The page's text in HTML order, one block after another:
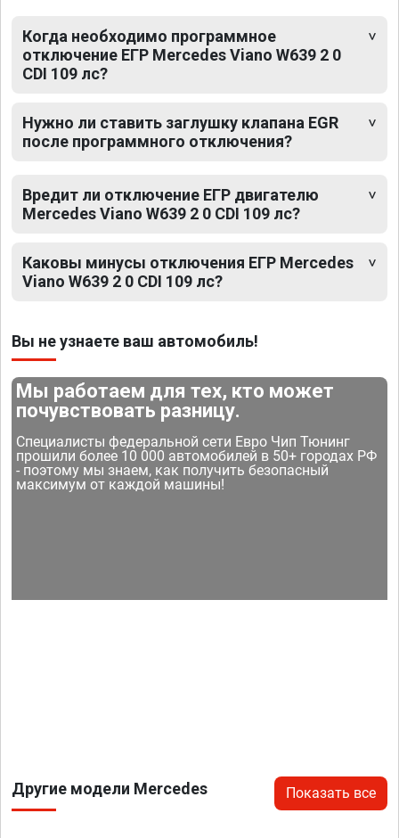
Когда необходимо программное
отключение ЕГР Mercedes Viano W639 2 0
CDI 109 лс?
Нужно ли ставить заглушку клапана EGR
после программного отключения?
Вредит ли отключение ЕГР двигателю
Mercedes Viano W639 2 0 CDI 109 лс?
Каковы минусы отключения ЕГР Mercedes
Viano W639 2 0 CDI 109 лс?
Вы не узнаете ваш автомобиль!
Мы работаем для тех, кто может
почувствовать разницу.
Специалисты федеральной сети Евро Чип Тюнинг
прошили более 10 000 автомобилей в 50+ городах РФ
- поэтому мы знаем, как получить безопасный
максимум от каждой машины!
Другие модели Mercedes Показать все